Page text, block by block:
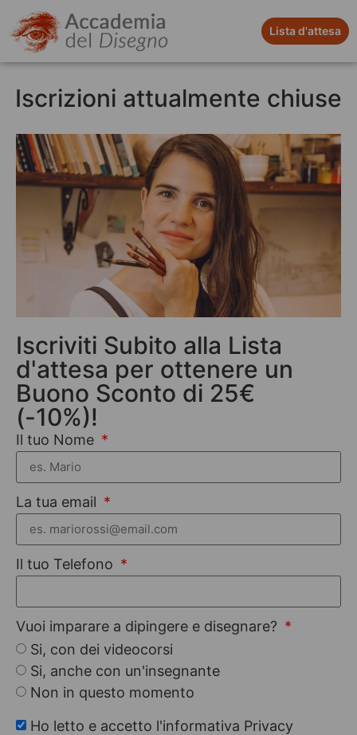
Lista d'attesa
Iscrizioni attualmente chiuse
Iscriviti Subito alla Lista
d'attesa per ottenere un
Buono Sconto di 25€
(-10%)!
Il tuo Nome
La tua email
Il tuo Telefono
Vuoi imparare a dipingere e disegnare?
Si, con dei videocorsi
Si, anche con un'insegnante
Non in questo momento
Ho letto e accetto l'informativa Privacy